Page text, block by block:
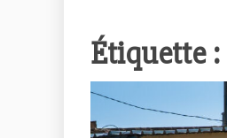
Étiquette :